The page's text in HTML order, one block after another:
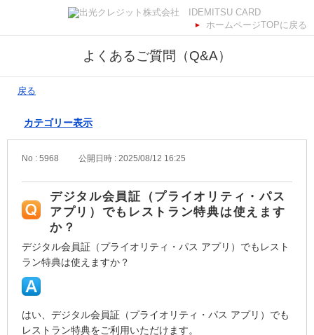
ホームページTOPに戻る
よくあるご質問（Q&A）
戻る
カテゴリー表示
No : 5968 公開日時 : 2025/08/12 16:25
デジタル会員証（プライオリティ・パス
アプリ）でもレストラン特典は使えます
か？
デジタル会員証（プライオリティ・パス アプリ）でもレスト
ラン特典は使えますか？
はい、デジタル会員証（プライオリティ・パス アプリ）でも
レストラン特典をご利用いただけます。